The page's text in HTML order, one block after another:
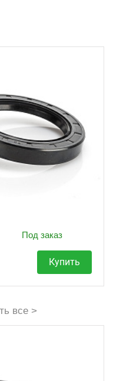
Под заказ
Купить
все >